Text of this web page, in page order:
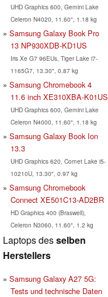
UHD Graphics 600, Gemini Lake
Celeron N4020, 11.60", 1.18 kg
Samsung Galaxy Book Pro
13 NP930XDB-KD1US
Iris Xe G7 96EUs, Tiger Lake i7-
1165G7, 13.30", 0.87 kg
Samsung Chromebook 4
11.6 inch XE310XBA-K01US
UHD Graphics 600, Gemini Lake
Celeron N4000, 11.60", 1.18 kg
Samsung Galaxy Book Ion
13.3
UHD Graphics 620, Comet Lake i5-
10210U, 13.30", 0.97 kg
Samsung Chromebook
Connect XE501C13-AD2BR
HD Graphics 400 (Braswell),
Celeron N3060, 11.60", 1.2 kg
Laptops desselben
Herstellers
Samsung Galaxy A27 5G:
Tests und technische Daten